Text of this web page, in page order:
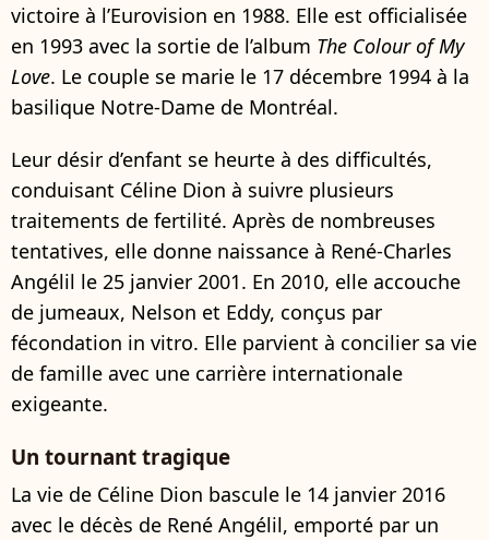
victoire à l’Eurovision en 1988. Elle est officialisée
en 1993 avec la sortie de l’album The Colour of My
Love. Le couple se marie le 17 décembre 1994 à la
basilique Notre-Dame de Montréal.
Leur désir d’enfant se heurte à des difficultés,
conduisant Céline Dion à suivre plusieurs
traitements de fertilité. Après de nombreuses
tentatives, elle donne naissance à René-Charles
Angélil le 25 janvier 2001. En 2010, elle accouche
de jumeaux, Nelson et Eddy, conçus par
fécondation in vitro. Elle parvient à concilier sa vie
de famille avec une carrière internationale
exigeante.
Un tournant tragique
La vie de Céline Dion bascule le 14 janvier 2016
avec le décès de René Angélil, emporté par un